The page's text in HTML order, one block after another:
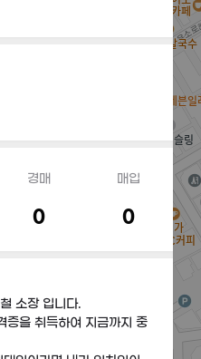
경매
0
매입
0
소장 입니다.
을 취득하여 지금까지 중